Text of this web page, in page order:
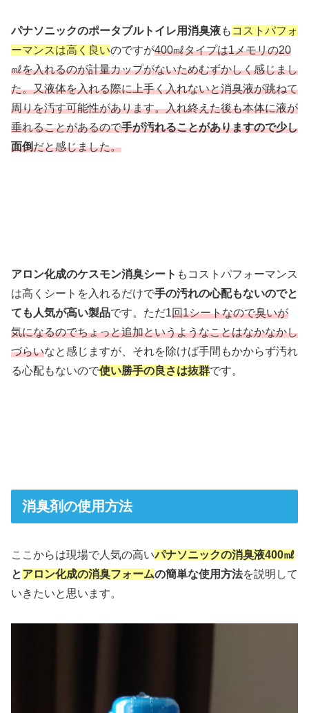
パナソニックのポータブルトイレ用消臭液も コストパフォ
ーマンスは高く良いのですが400㎖タイプは1メモリの20
㎖を入れるのが計量カップがないためむずかしく感じまし
た。又液体を入れる際に上手く入れないと消臭液が跳ねて
周りを汚す可能性があります。入れ終えた後も本体に液が
垂れることがあるので手が汚れることがありますので少し
面倒だと感じました。
アロン化成のケスモン消臭シート もコストパフォーマンス
は高くシートを入れるだけで手の汚れの心配もないのでと
ても人気が高い製品です。ただ1回1シートなので臭いが
気になるのでちょっと追加というようなことはなかなかし
づらいなと感じますが、それを除けば手間もかからず汚れ
る心配もないので使い勝手の良さは抜群です。
消臭剤の使用方法
ここからは現場で人気の高いパナソニックの消臭液400㎖
とアロン化成の消臭フォームの簡単な使用方法を説明して
いきたいと思います。